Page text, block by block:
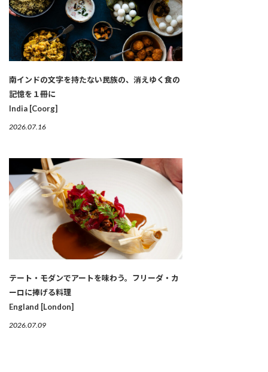
南インドの文字を持たない民族の、消えゆく食の
記憶を１冊に
India [Coorg]
2026.07.16
テート・モダンでアートを味わう。フリーダ・カ
ーロに捧げる料理
England [London]
2026.07.09